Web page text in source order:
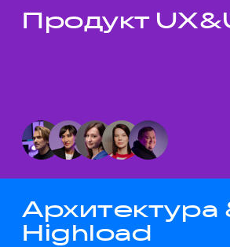
Темы докладов
Продукт
Архитектура
Highload